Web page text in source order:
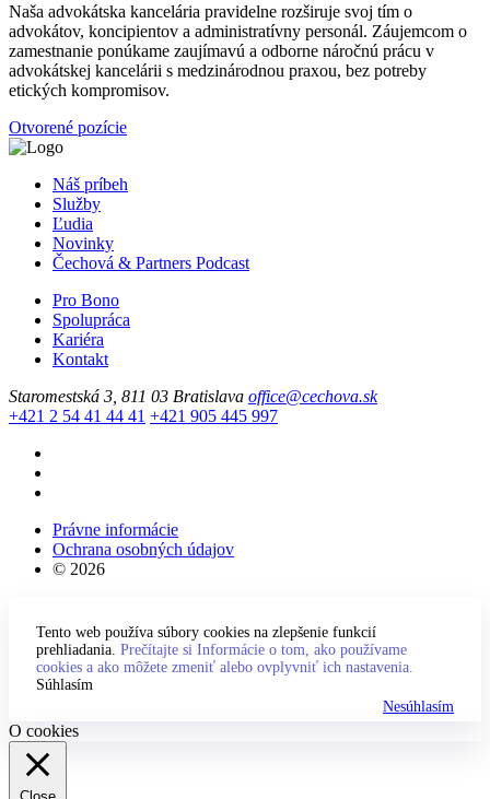
Naša advokátska kancelária pravidelne rozširuje svoj tím o
advokátov, koncipientov a administratívny personál. Záujemcom o
zamestnanie ponúkame zaujímavú a odborne náročnú prácu v
advokátskej kancelárii s medzinárodnou praxou, bez potreby
etických kompromisov.
Otvorené pozície
Náš príbeh
Služby
Ľudia
Novinky
Čechová & Partners Podcast
Pro Bono
Spolupráca
Kariéra
Kontakt
Staromestská 3, 811 03 Bratislava office@cechova.sk
+421 2 54 41 44 41 +421 905 445 997
Právne informácie
Ochrana osobných údajov
© 2026
Tento web používa súbory cookies na zlepšenie funkcií
prehliadania. Prečítajte si Informácie o tom, ako používame
cookies a ako môžete zmeniť alebo ovplyvniť ich nastavenia.
Súhlasím
Nesúhlasím
O cookies